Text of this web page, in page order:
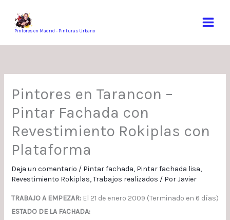
contenidoPintores en Madrid - Pinturas Urbano
Pintores en Tarancon –
Pintar Fachada con
Revestimiento Rokiplas con
Plataforma
Deja un comentario / Pintar fachada, Pintar fachada lisa,
Revestimiento Rokiplas,Trabajos realizados / PorJavier
TRABAJO A EMPEZAR:El 21 de enero 2009 (Terminado en 6 días)
ESTADO DE LA FACHADA: